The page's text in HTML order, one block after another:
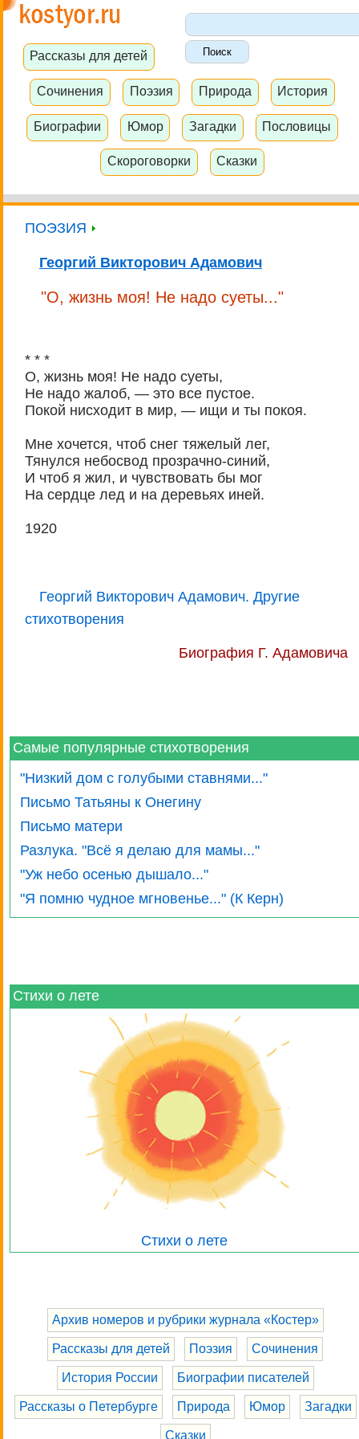
Рассказы для детей
Сочинения Поэзия Природа История
Биографии Юмор Загадки Пословицы
Скороговорки Сказки
ПОЭЗИЯ
Георгий Викторович Адамович
"О, жизнь моя! Не надо суеты..."
* * *
О, жизнь моя! Не надо суеты,
Не надо жалоб, — это все пустое.
Покой нисходит в мир, — ищи и ты покоя.
Мне хочется, чтоб снег тяжелый лег,
Тянулся небосвод прозрачно-синий,
И чтоб я жил, и чувствовать бы мог
На сердце лед и на деревьях иней.
1920
Георгий Викторович Адамович. Другие
стихотворения
Биография Г. Адамовича
Самые популярные стихотворения
"Низкий дом с голубыми ставнями..."
Письмо Татьяны к Онегину
Письмо матери
Разлука. "Всё я делаю для мамы..."
"Уж небо осенью дышало..."
"Я помню чудное мгновенье..." (К Керн)
Стихи о лете
Стихи о лете
Архив номеров и рубрики журнала «Костер»
Рассказы для детей Поэзия Сочинения
История России Биографии писателей
Рассказы о Петербурге Природа Юмор Загадки
Сказки